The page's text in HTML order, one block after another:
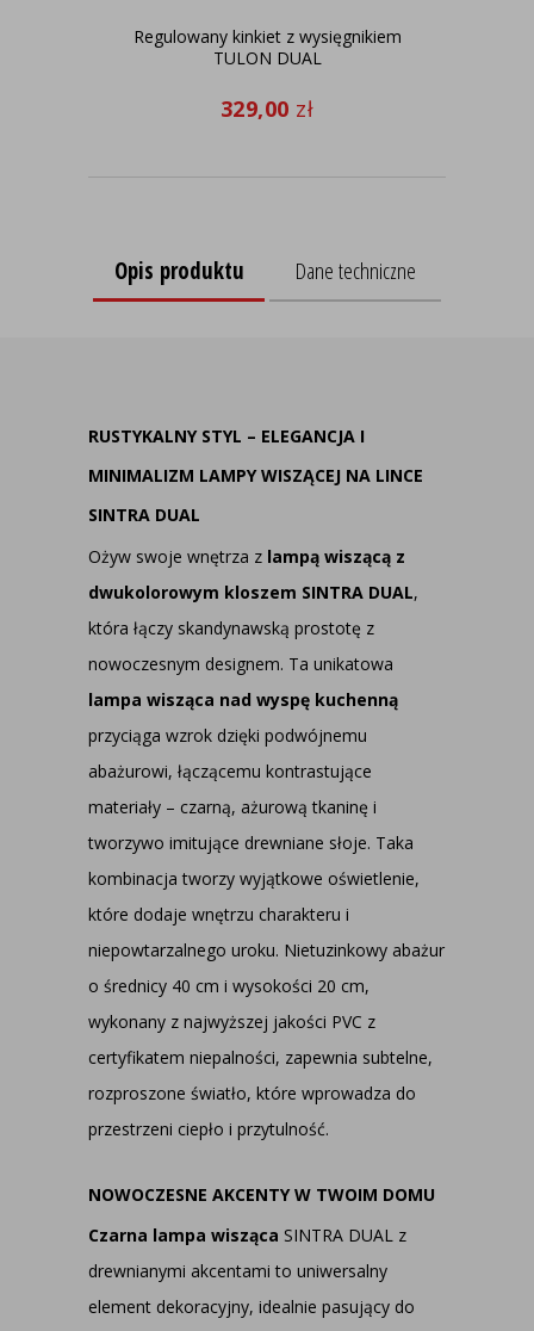
Regulowany kinkiet z wysięgnikiem
TULON DUAL
329,00 zł
Opis produktu Dane techniczne
RUSTYKALNY STYL – ELEGANCJA I
MINIMALIZM LAMPY WISZĄCEJ NA LINCE
SINTRA DUAL
Ożyw swoje wnętrza z lampą wiszącą z
dwukolorowym kloszem SINTRA DUAL,
która łączy skandynawską prostotę z
nowoczesnym designem. Ta unikatowa
lampa wisząca nad wyspę kuchenną
przyciąga wzrok dzięki podwójnemu
abażurowi, łączącemu kontrastujące
materiały – czarną, ażurową tkaninę i
tworzywo imitujące drewniane słoje. Taka
kombinacja tworzy wyjątkowe oświetlenie,
które dodaje wnętrzu charakteru i
niepowtarzalnego uroku. Nietuzinkowy abażur
o średnicy 40 cm i wysokości 20 cm,
wykonany z najwyższej jakości PVC z
certyfikatem niepalności, zapewnia subtelne,
rozproszone światło, które wprowadza do
przestrzeni ciepło i przytulność.
NOWOCZESNE AKCENTY W TWOIM DOMU
Czarna lampa wisząca SINTRA DUAL z
drewnianymi akcentami to uniwersalny
element dekoracyjny, idealnie pasujący do